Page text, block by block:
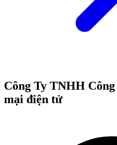
Công Ty TNHH
mại điện tử